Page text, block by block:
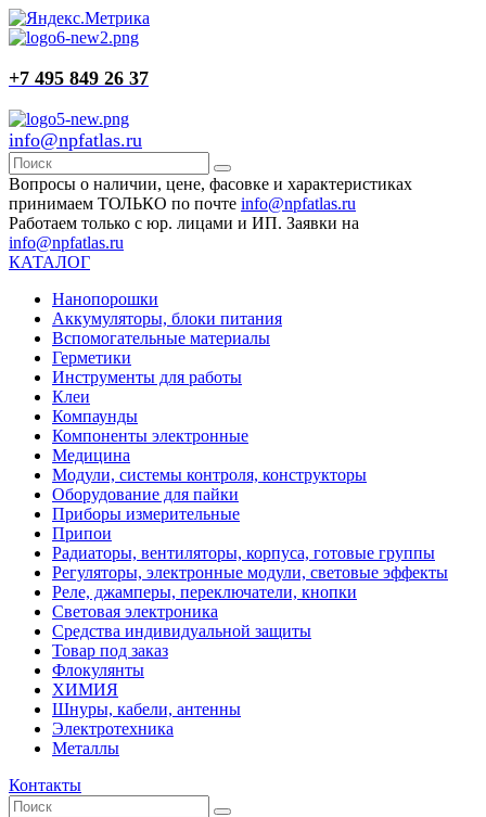
+7 495 849 26 37
info@npfatlas.ru
Вопросы о наличии, цене, фасовке и характеристиках
принимаем ТОЛЬКО по почте info@npfatlas.ru
Работаем только с юр. лицами и ИП. Заявки на
info@npfatlas.ru
КАТАЛОГ
Нанопорошки
Аккумуляторы, блоки питания
Вспомогательные материалы
Герметики
Инструменты для работы
Клеи
Компаунды
Компоненты электронные
Медицина
Модули, системы контроля, конструкторы
Оборудование для пайки
Приборы измерительные
Припои
Радиаторы, вентиляторы, корпуса, готовые группы
Регуляторы, электронные модули, световые эффекты
Реле, джамперы, переключатели, кнопки
Световая электроника
Средства индивидуальной защиты
Товар под заказ
Флокулянты
ХИМИЯ
Шнуры, кабели, антенны
Электротехника
Металлы
Контакты